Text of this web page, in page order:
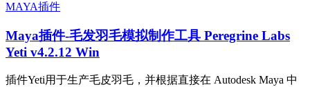
MAYA插件
Maya插件-毛发羽毛模拟制作工具 Peregrine Labs
Yeti v4.2.12 Win
插件Yeti用于生产毛皮羽毛，并根据直接在 Autodesk Maya 中